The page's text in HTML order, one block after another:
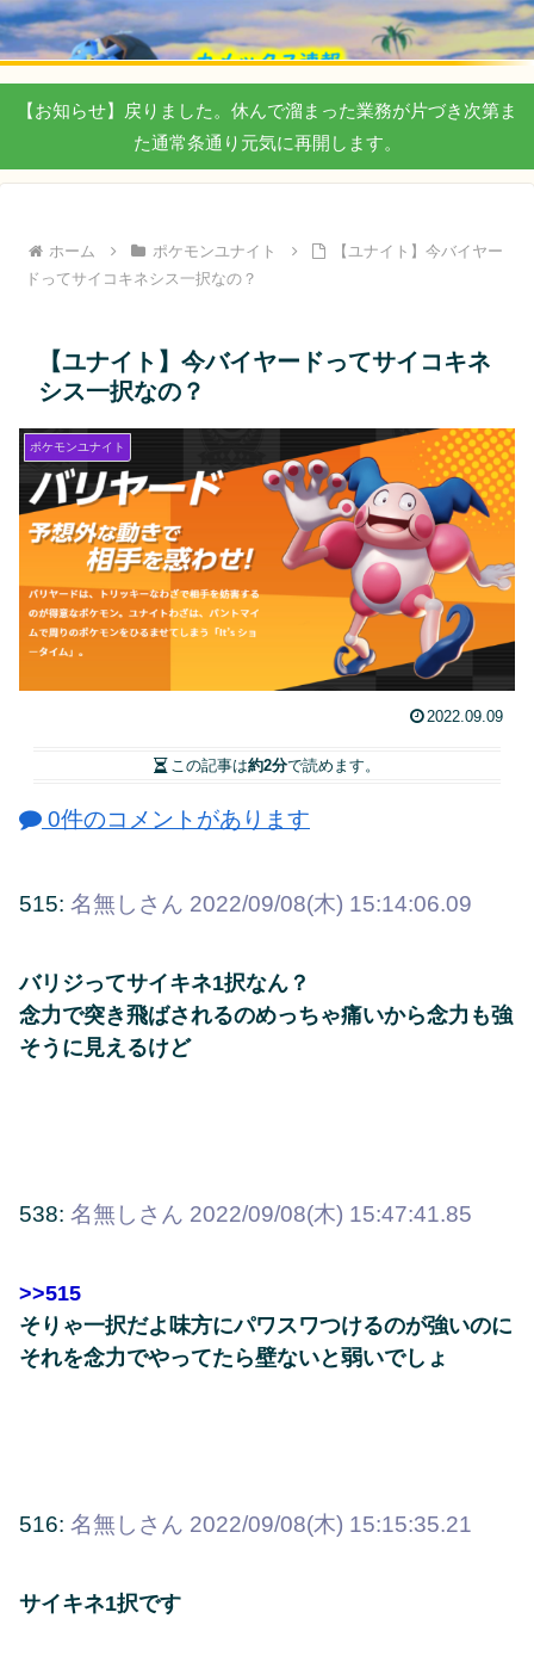
【お知らせ】戻りました。休んで溜まった業務が片づき次第ま
た通常条通り元気に再開します。
ホーム ポケモンユナイト
【ユナイト】今バイヤー
ドってサイコキネシス一択なの？
【ユナイト】今バイヤードってサイコキネ
シス一択なの？
ポケモンユナイト
2022.09.09
この記事は約2分で読めます。
0件のコメントがあります
515: 名無しさん 2022/09/08(木) 15:14:06.09
バリジってサイキネ1択なん？
念力で突き飛ばされるのめっちゃ痛いから念力も強
そうに見えるけど
538: 名無しさん 2022/09/08(木) 15:47:41.85
>>515
そりゃ一択だよ味方にパワスワつけるのが強いのに
それを念力でやってたら壁ないと弱いでしょ
516: 名無しさん 2022/09/08(木) 15:15:35.21
サイキネ1択です